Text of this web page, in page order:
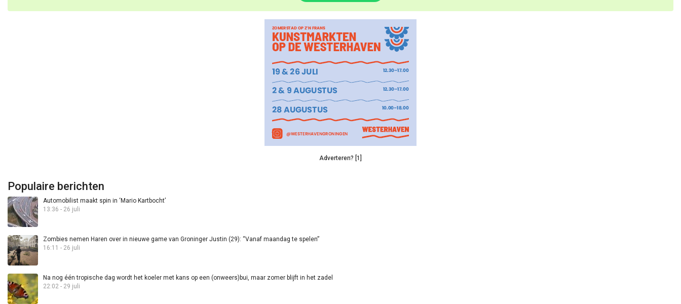
Adverteren? [1]
Populaire berichten
Automobilist maakt spin in ‘Mario Kartbocht’
13:36 - 26 juli
Zombies nemen Haren over in nieuwe game van Groninger Justin (29): “Vanaf maandag te spelen”
16:11 - 26 juli
Na nog één tropische dag wordt het koeler met kans op een (onweers)bui, maar zomer blijft in het zadel
22:02 - 29 juli